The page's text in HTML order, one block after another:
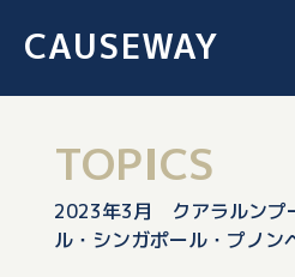
CAUSEWAY
TOPICS
2023年3月 クアラルンプ
ル・シンガポール・プノ